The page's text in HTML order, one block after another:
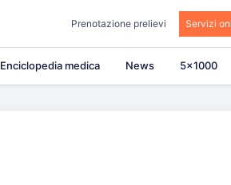
Prenotazione prelievi Servizi
Enciclopedia medica News 5×1000